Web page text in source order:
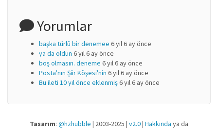
Yorumlar
başka türlü bir denemee 6 yıl 6 ay önce
ya da oldun 6 yıl 6 ay önce
boş olmasın. deneme 6 yıl 6 ay önce
Posta'nın Şiir Köşesi'nin 6 yıl 6 ay önce
Bu ileti 10 yıl önce eklenmiş6 yıl 6 ay önce
Tasarım: @hzhubble | 2003-2025 | v2.0| Hakkında ya da